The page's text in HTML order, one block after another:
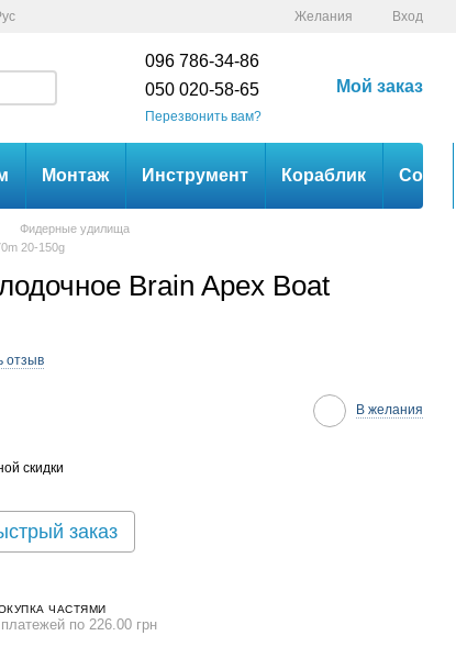
Желания Вход
096 786-34-86
050 020-58-65
Перезвонить вам?
Мой заказ
Монтаж Инструмент Кораблик Сом
Фидерные удилища
20-150g
Brain Apex Boat
отзыв
В желания
скидки
заказ
ЧАСТЯМИ
по 226.00 грн